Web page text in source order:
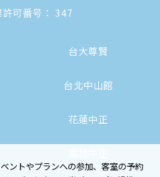
許可番号： 347
台大尊賢
台北中山館
花蓮中正
ントやプランへの参加、客室の予約